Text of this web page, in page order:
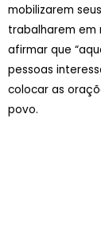
mobilizarem
trabalharem em
afirmar que
pessoas
colocar as
povo.